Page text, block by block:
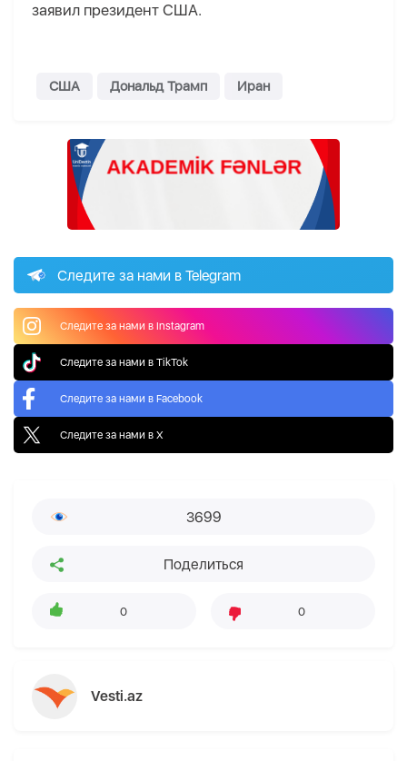
заявил президент США.
США Дональд Трамп Иран
Следите за нами в Telegram
Следите за нами в Instagram
Следите за нами в TikTok
Следите за нами в Facebook
Следите за нами в X
3699
Поделиться
0 0
Vesti.az